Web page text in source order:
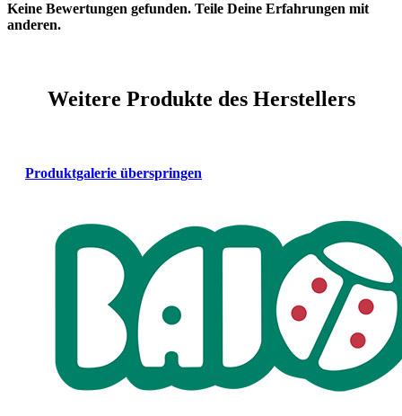
Keine Bewertungen gefunden. Teile Deine Erfahrungen mit
anderen.
Weitere Produkte des Herstellers
Produktgalerie überspringen